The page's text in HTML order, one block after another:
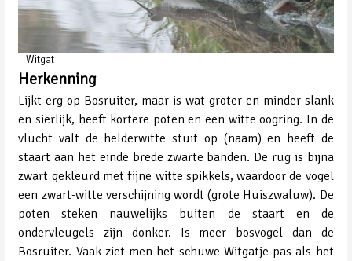
Witgat
Herkenning
Lijkt erg op Bosruiter, maar is wat groter en minder slank
en sierlijk, heeft kortere poten en een witte oogring. In de
vlucht valt de helderwitte stuit op (naam) en heeft de
staart aan het einde brede zwarte banden. De rug is bijna
zwart gekleurd met fijne witte spikkels, waardoor de vogel
een zwart-witte verschijning wordt (grote Huiszwaluw). De
poten steken nauwelijks buiten de staart en de
ondervleugels zijn donker. Is meer bosvogel dan de
Bosruiter. Vaak ziet men het schuwe Witgatje pas als het